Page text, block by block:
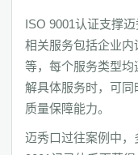
ISO 9001认证支撑
相关服务包括企业
等，每个服务类型
解具体服务时，可
质量保障能力。
迈秀口过往案例中